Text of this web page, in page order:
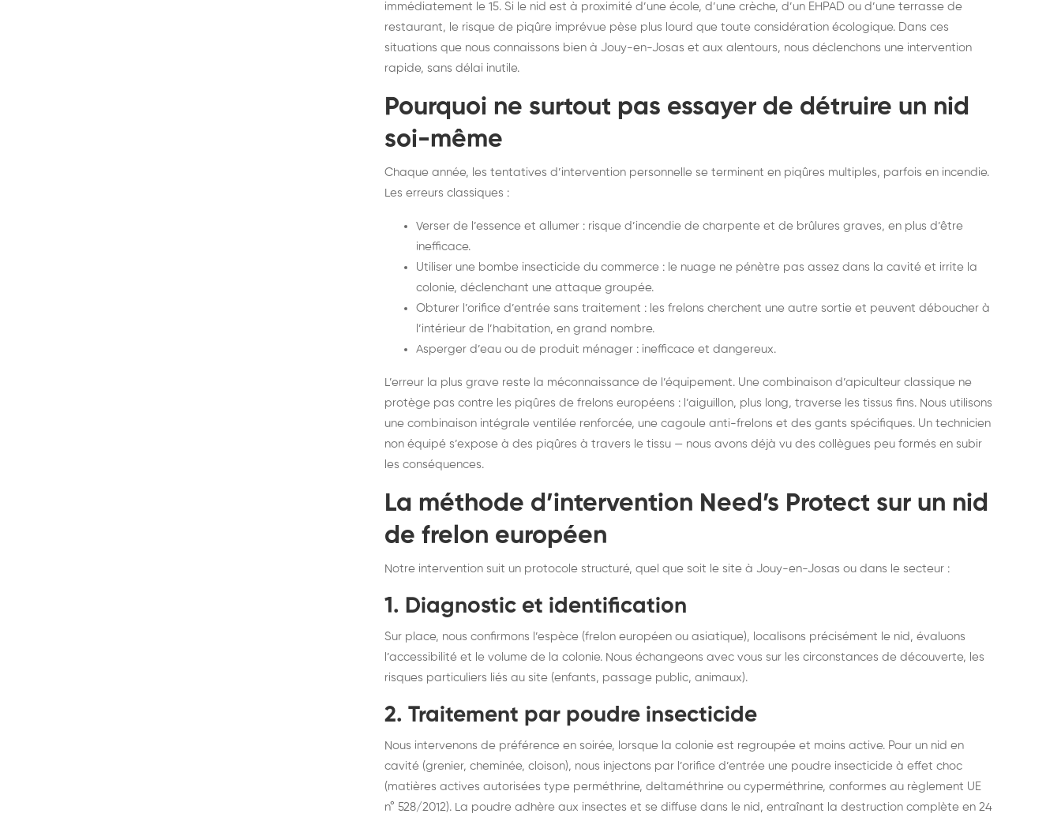
immédiatement le 15. Si le nid est à proximité d’une école, d’une crèche, d’un EHPAD ou d’une terrasse de
restaurant, le risque de piqûre imprévue pèse plus lourd que toute considération écologique. Dans ces
situations que nous connaissons bien à Jouy-en-Josas et aux alentours, nous déclenchons une intervention
rapide, sans délai inutile.
Pourquoi ne surtout pas essayer de détruire un nid
soi-même
Chaque année, les tentatives d’intervention personnelle se terminent en piqûres multiples, parfois en incendie.
Les erreurs classiques :
Verser de l’essence et allumer : risque d’incendie de charpente et de brûlures graves, en plus d’être
inefficace.
Utiliser une bombe insecticide du commerce : le nuage ne pénètre pas assez dans la cavité et irrite la
colonie, déclenchant une attaque groupée.
Obturer l’orifice d’entrée sans traitement : les frelons cherchent une autre sortie et peuvent déboucher à
l’intérieur de l’habitation, en grand nombre.
Asperger d’eau ou de produit ménager : inefficace et dangereux.
L’erreur la plus grave reste la méconnaissance de l’équipement. Une combinaison d’apiculteur classique ne
protège pas contre les piqûres de frelons européens : l’aiguillon, plus long, traverse les tissus fins. Nous utilisons
une combinaison intégrale ventilée renforcée, une cagoule anti-frelons et des gants spécifiques. Un technicien
non équipé s’expose à des piqûres à travers le tissu — nous avons déjà vu des collègues peu formés en subir
les conséquences.
La méthode d’intervention Need’s Protect sur un nid
de frelon européen
Notre intervention suit un protocole structuré, quel que soit le site à Jouy-en-Josas ou dans le secteur :
1. Diagnostic et identification
Sur place, nous confirmons l’espèce (frelon européen ou asiatique), localisons précisément le nid, évaluons
l’accessibilité et le volume de la colonie. Nous échangeons avec vous sur les circonstances de découverte, les
risques particuliers liés au site (enfants, passage public, animaux).
2. Traitement par poudre insecticide
Nous intervenons de préférence en soirée, lorsque la colonie est regroupée et moins active. Pour un nid en
cavité (grenier, cheminée, cloison), nous injectons par l’orifice d’entrée une poudre insecticide à effet choc
(matières actives autorisées type perméthrine, deltaméthrine ou cyperméthrine, conformes au règlement UE
n° 528/2012). La poudre adhère aux insectes et se diffuse dans le nid, entraînant la destruction complète en 24